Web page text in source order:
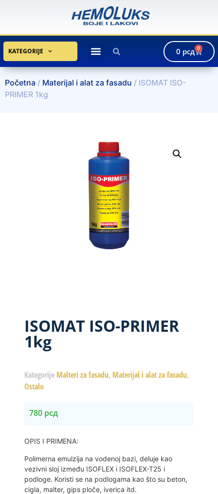
KATEGORIJE 0 рсд 0
Početna / Materijal i alat za fasadu / ISOMAT ISO-
PRIMER 1kg
ISOMAT ISO-PRIMER
1kg
Kategorije Malteri za fasadu, Materijal i alat za fasadu,
Ostalo
780 рсд
OPIS I PRIMENA:
Polimerna emulzija na vodenoj bazi, deluje kao
vezivni sloj između ISOFLEX i ISOFLEX-T25 i
podloge. Koristi se na podlogama kao što su beton,
cigla, malter, gips ploče, iverica itd.